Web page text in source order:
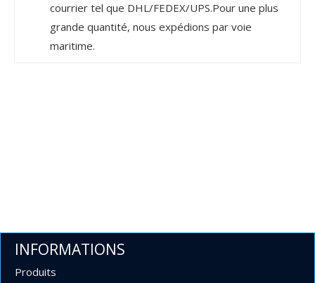
courrier tel que DHL/FEDEX/UPS.Pour une plus
grande quantité, nous expédions par voie
maritime.
INFORMATIONS
Produits